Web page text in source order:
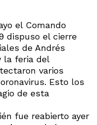
el Comando
dispuso el cierre
de Andrés
la feria del
varios
Esto los
de esta
fue reabierto ayer